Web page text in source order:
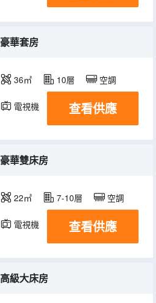
豪華套房
36㎡ 10層 空調
電視機 查看供應
豪華雙床房
22㎡ 7-10層 空調
電視機 查看供應
高級大床房